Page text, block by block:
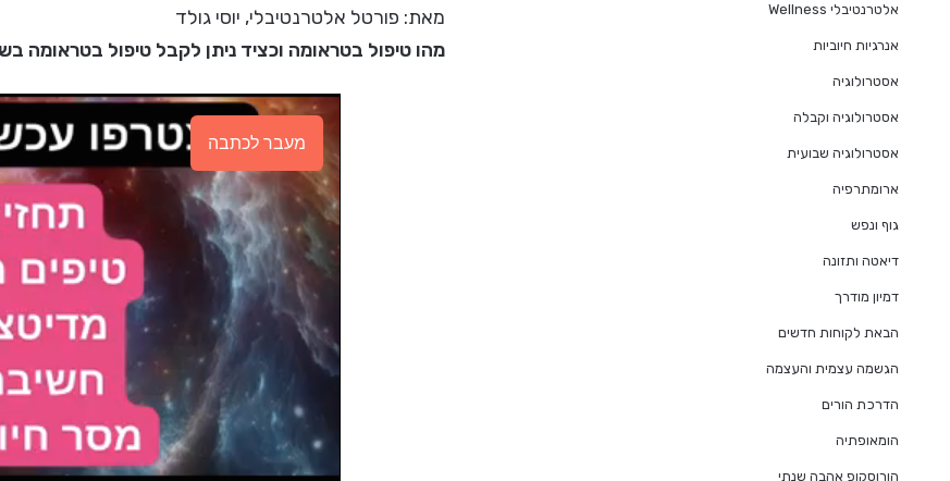
מאת: פורטל אלטרנטיבלי, יוסי גולד
מהו טיפול בטראומה וכציד ניתן לקבל טיפול בטראומה
מעבר לכתבה
אלטרנטיבלי Wellness
אנרגיות חיוביות
אסטרולוגיה
אסטרולוגיה וקבלה
אסטרולוגיה שבועית
ארומתרפיה
גוף ונפש
דיאטה ותזונה
דמיון מודרך
הבאת לקוחות חדשים
הגשמה עצמית והעצמה
הדרכת הורים
הומאופתיה
הורוסקופ אהבה שנתי